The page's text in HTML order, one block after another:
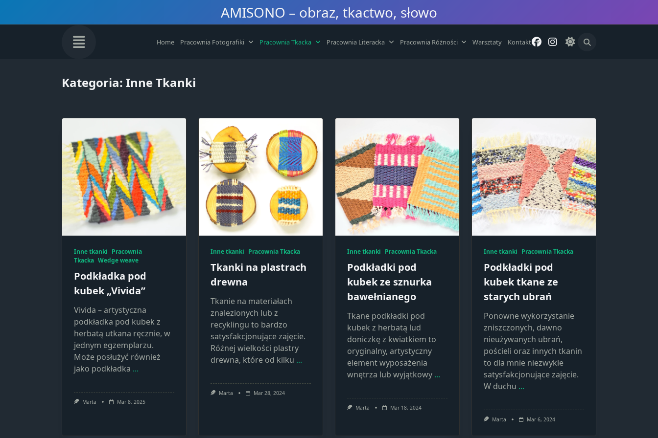
AMISONO – obraz, tkactwo, słowo
Home Pracownia Fotografiki Pracownia Tkacka Pracownia Literacka Pracownia Różności Warsztaty Kontakt
Kategoria: Inne Tkanki
Inne tkanki Pracownia
Tkacka Wedge weave
Podkładka pod
kubek „Vivida”
Vivida – artystyczna
podkładka pod kubek z
herbatą utkana ręcznie, w
jednym egzemplarzu.
Może posłużyć również
jako podkładka ...
Marta Mar 8, 2025
Inne tkanki Pracownia Tkacka
Tkanki na plastrach
drewna
Tkanie na materiałach
znalezionych lub z
recyklingu to bardzo
satysfakcjonujące zajęcie.
Różnej wielkości plastry
drewna, które od kilku ...
Marta Mar 28, 2024
Inne tkanki Pracownia Tkacka
Podkładki pod
kubek ze sznurka
bawełnianego
Tkane podkładki pod
kubek z herbatą lud
doniczkę z kwiatkiem to
oryginalny, artystyczny
element wyposażenia
wnętrza lub wyjątkowy ...
Marta Mar 18, 2024
Inne tkanki Pracownia Tkacka
Podkładki pod
kubek tkane ze
starych ubrań
Ponowne wykorzystanie
zniszczonych, dawno
nieużywanych ubrań,
pościeli oraz innych tkanin
to dla mnie niezwykle
satysfakcjonujące zajęcie.
W duchu ...
Marta Mar 6, 2024